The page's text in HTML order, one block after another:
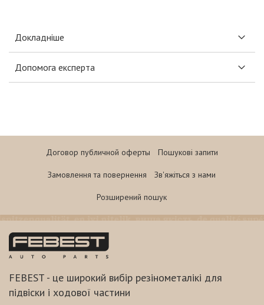
Докладніше
Допомога експерта
Договор публичной оферты Пошукові запити
Замовлення та повернення Зв'яжіться з нами
Розширений пошук
FEBEST - це широкий вибір резінометалікі для
підвіски і ходової частини